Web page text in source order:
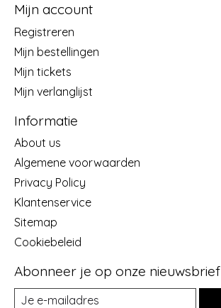
Mijn account
Registreren
Mijn bestellingen
Mijn tickets
Mijn verlanglijst
Informatie
About us
Algemene voorwaarden
Privacy Policy
Klantenservice
Sitemap
Cookiebeleid
Abonneer je op onze nieuwsbrief